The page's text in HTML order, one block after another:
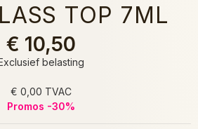
TOP 7ML
€ 10,50
belasting
€ 0,00 TVAC
Promos -30%